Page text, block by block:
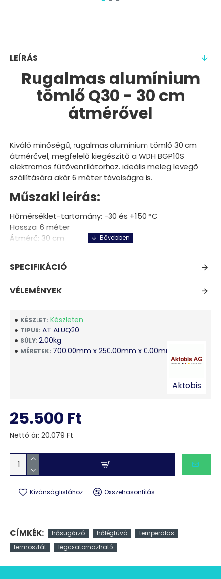
LEÍRÁS
Rugalmas alumínium
tömlő Q30 - 30 cm
átmérővel
Kiváló minőségű, rugalmas alumínium tömlő 30 cm
átmérővel, megfelelő kiegészítő a WDH BGP10S
elektromos fűtőventilátorhoz. Ideális meleg levegő
szállítására akár 6 méter távolságra is.
Műszaki leírás:
Hőmérséklet-tartomány: -30 és +150 °C
Hossza: 6 méter
Átmérő: 30 cm
üzemi nyomás: 2500 Pa-ig
Anyaga: Rugalmas alumínium tömlő
Könnyű és hajlékony
Víztaszító
Kopásálló
Amennyiben a termék elnyerte tetszését kérem,
helyezze a kosárba:
SPECIFIKÁCIÓ
VÉLEMÉNYEK
KÉSZLET: Készleten
TIPUS: AT ALUQ30
SÚLY: 2.00kg
MÉRETEK: 700.00mm x 250.00mm x 0.00mm
Aktobis
25.500 Ft
Nettó ár: 20.079 Ft
Kívánságlistához Összehasonlítás
CÍMKÉK: hősugárzó hőlégfúvó
temperálás
termosztát
légcsatornázható